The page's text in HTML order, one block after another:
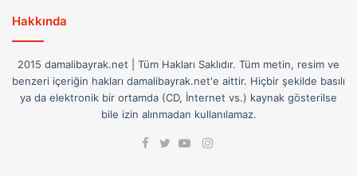
Hakkında
2015 damalibayrak.net | Tüm Hakları Saklıdır. Tüm metin, resim ve
benzeri içeriğin hakları damalibayrak.net'e aittir. Hiçbir şekilde basılı
ya da elektronik bir ortamda (CD, İnternet vs.) kaynak gösterilse
bile izin alınmadan kullanılamaz.
FacebookInstagram